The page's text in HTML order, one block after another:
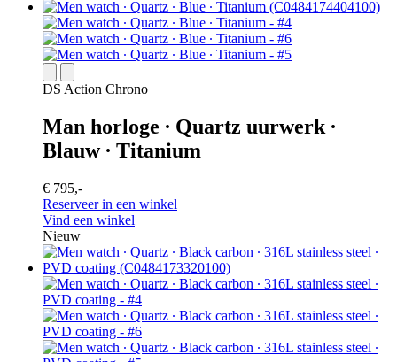
DS Action Chrono
Man horloge ∙ Quartz uurwerk ∙
Blauw ∙ Titanium
€ 795,-
Reserveer in een winkel
Vind een winkel
Nieuw